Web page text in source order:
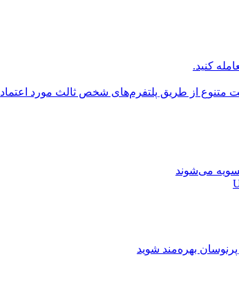
کنید.
متنوع از طریق پلتفرم‌های شخص ثالث مورد اعتماد
بهره‌مند شوید